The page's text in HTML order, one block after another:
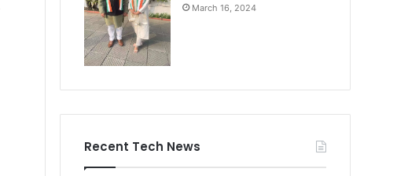
March 16, 2024
Recent Tech News